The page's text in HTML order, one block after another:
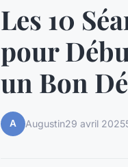
Les 10
pour
un Bon
A Augustin29 avril 2025